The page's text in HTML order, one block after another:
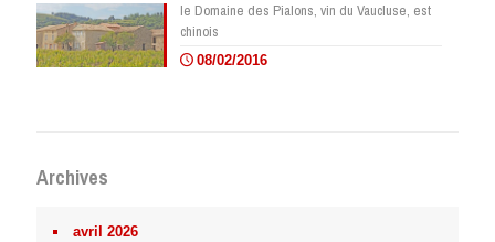
le Domaine des Pialons, vin du Vaucluse, est
chinois
08/02/2016
Archives
avril 2026